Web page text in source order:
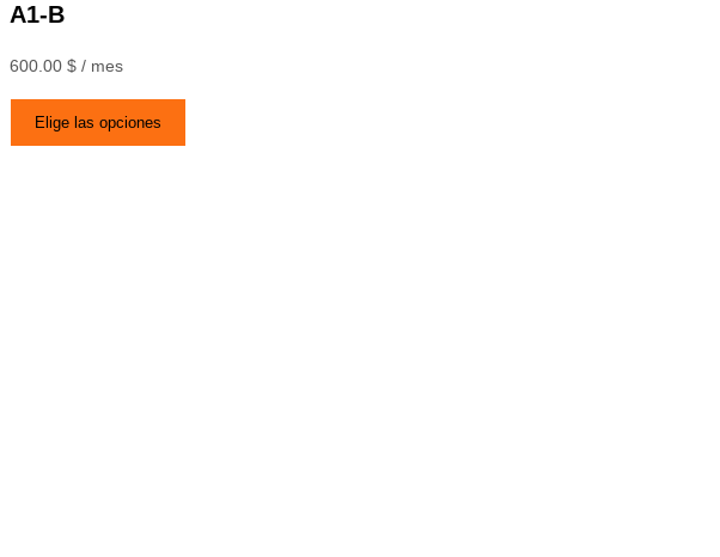
A1-B
600.00 $ / mes
Elige las opciones